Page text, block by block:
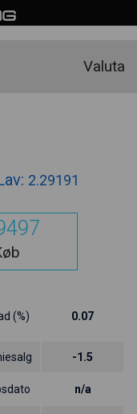
Valuta
2.29191
(%) 0.07
-1.5
n/a